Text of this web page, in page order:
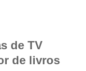
de TV
de livros